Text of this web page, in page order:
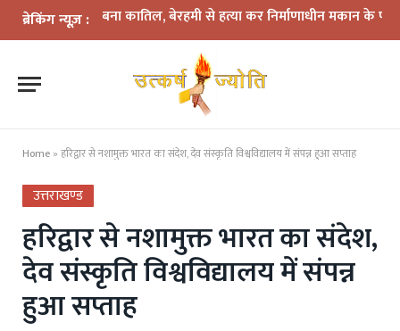
ब्रेकिंग न्यूज़ :
बना कातिल, बेरहमी से हत्या कर निर्माणाधीन मकान के पास फेंका शव
Home » हरिद्वार से नशामुक्त भारत का संदेश, देव संस्कृति विश्वविद्यालय में संपन्न हुआ सप्ताह
उत्तराखण्ड
हरिद्वार से नशामुक्त भारत का संदेश,
देव संस्कृति विश्वविद्यालय में संपन्न
हुआ सप्ताह